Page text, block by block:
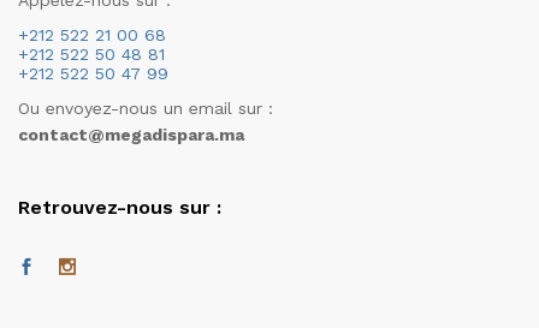
+212 522 21 00 68
+212 522 50 48 81
+212 522 50 47 99
Ou envoyez-nous un email sur :
contact@megadispara.ma
Retrouvez-nous sur :